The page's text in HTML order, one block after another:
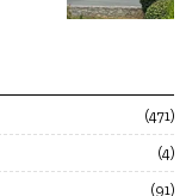
471
4
91